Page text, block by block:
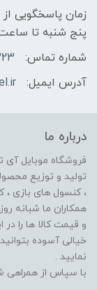
پنج شنبه تا ساعت
شماره تماس:
آدرس ایمیل:
درباره ما
، کنسول های بازی ،
همکاران ما شبانه
و قیمت کالا ها را در
خیالی آسوده
نمایید .
با سپاس از همراهی